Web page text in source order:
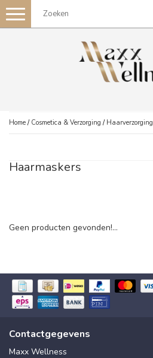
Toggle
navigation
Home / Cosmetica & Verzorging / Haarverzorging
Haarmaskers
Geen producten gevonden!...
Contactgegevens
Maxx Wellness